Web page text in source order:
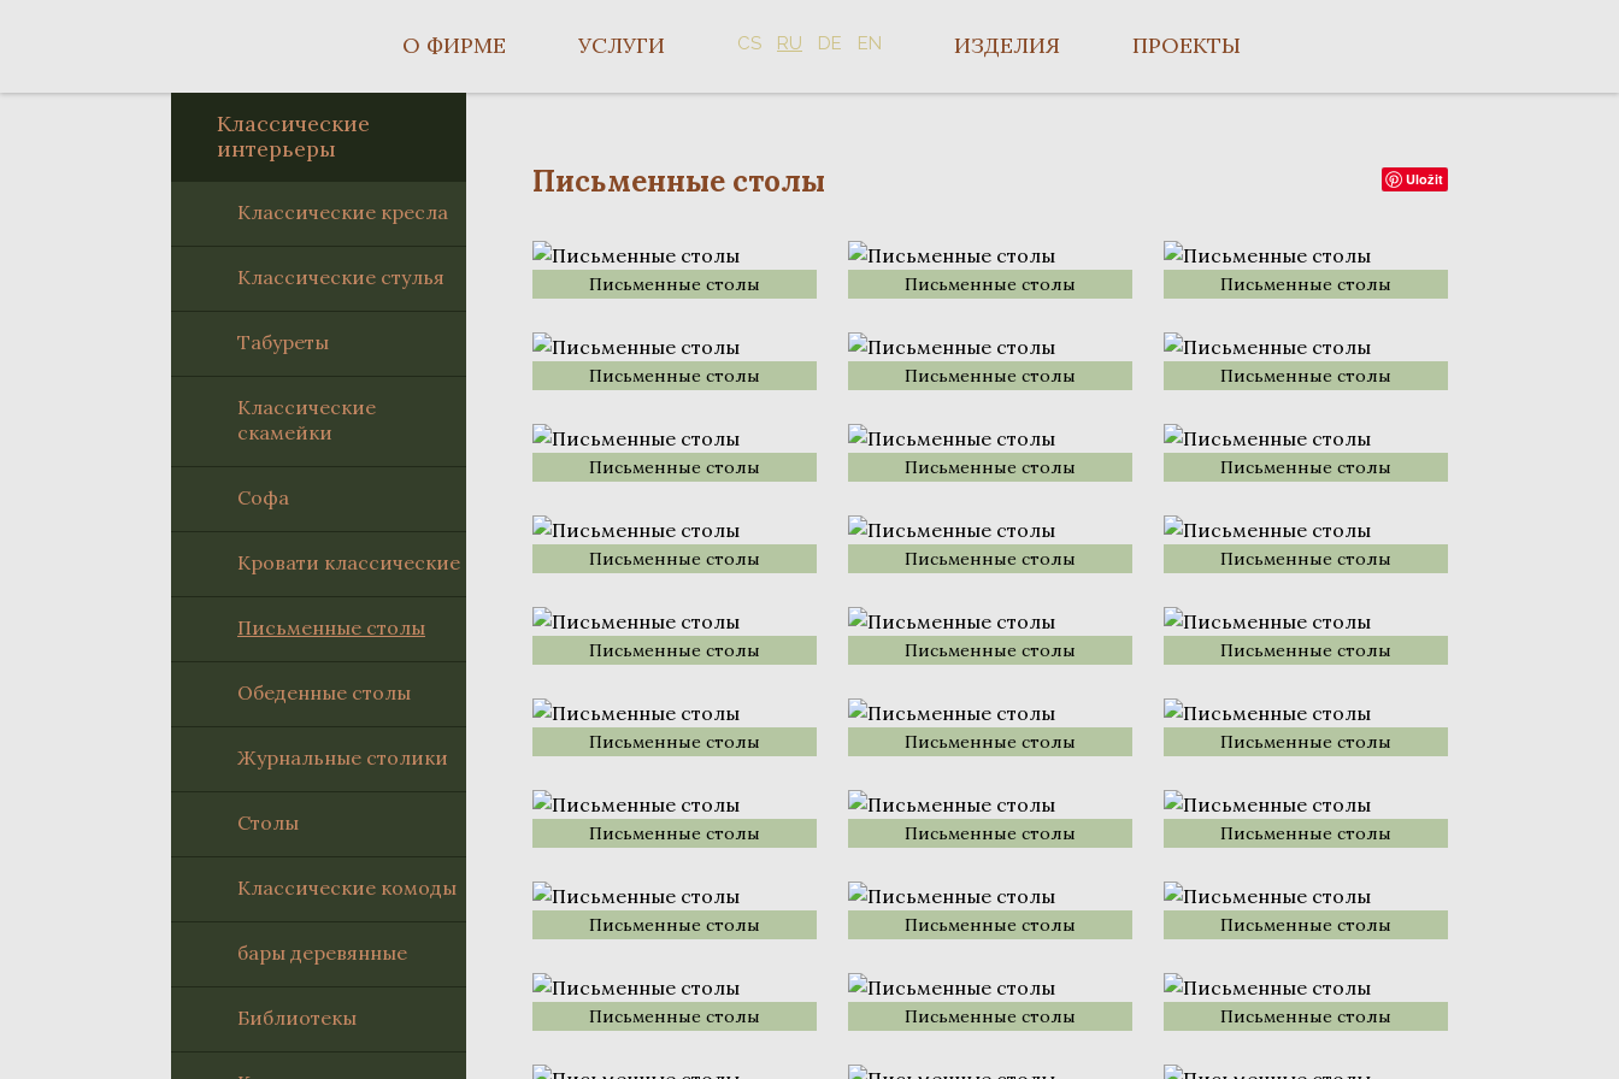
О ФИРМЕ УСЛУГИ ИЗДЕЛИЯ ПРОЕКТЫ
CS RU DE EN
Uložit
Письменные столы
Письменные столы Письменные столы Письменные столы
Письменные столы Письменные столы Письменные столы
Письменные столы Письменные столы Письменные столы
Письменные столы Письменные столы Письменные столы
Письменные столы Письменные столы Письменные столы
Письменные столы Письменные столы Письменные столы
Письменные столы Письменные столы Письменные столы
Письменные столы Письменные столы Письменные столы
Письменные столы Письменные столы Письменные столы
Классические
интерьеры
Классические кресла
Классические стулья
Табуреты
Классические
скамейки
Софа
Кровати классические
Письменные столы
Обеденные столы
Журнальные столики
Столы
Классические комоды
бары деревянные
Библиотекы